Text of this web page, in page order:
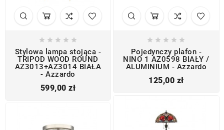
    
Stylowa lampa stojąca -
TRIPOD WOOD ROUND
AZ3013+AZ3014 BIAŁA
- Azzardo
599,00 złCena
    
Pojedynczy plafon -
NINO 1 AZ0598 BIAŁY /
ALUMINIUM - Azzardo
125,00 złCena